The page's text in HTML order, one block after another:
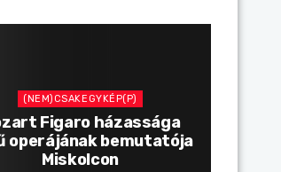
(NEM)CSAKEGYKÉP(P)
Figaro házassága
operájának bemutatója
Miskolcon